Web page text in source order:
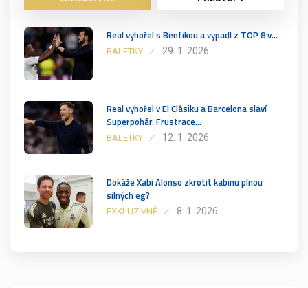
Real vyhořel s Benfikou a vypadl z TOP 8 v…
BALETKY 29. 1. 2026
Real vyhořel v El Clásiku a Barcelona slaví
Superpohár. Frustrace…
BALETKY 12. 1. 2026
Dokáže Xabi Alonso zkrotit kabinu plnou
silných eg?
EXKLUZIVNĚ 8. 1. 2026